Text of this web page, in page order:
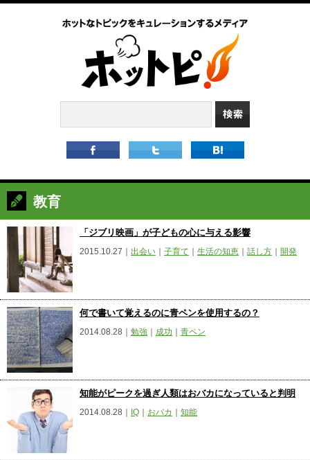
教育
「ジブリ映画」が子どもの心に与える影響
2015.10.27｜ 出会い 子育て 生活の知恵 話し方 開発
何で書いて覚えるのに青ペンを使用するの？
2014.08.28｜ 勉強 成功 青ペン
知能がピークを過ぎ人類はおバカになっていると判明
2014.08.28｜ IQ おバカ 知能